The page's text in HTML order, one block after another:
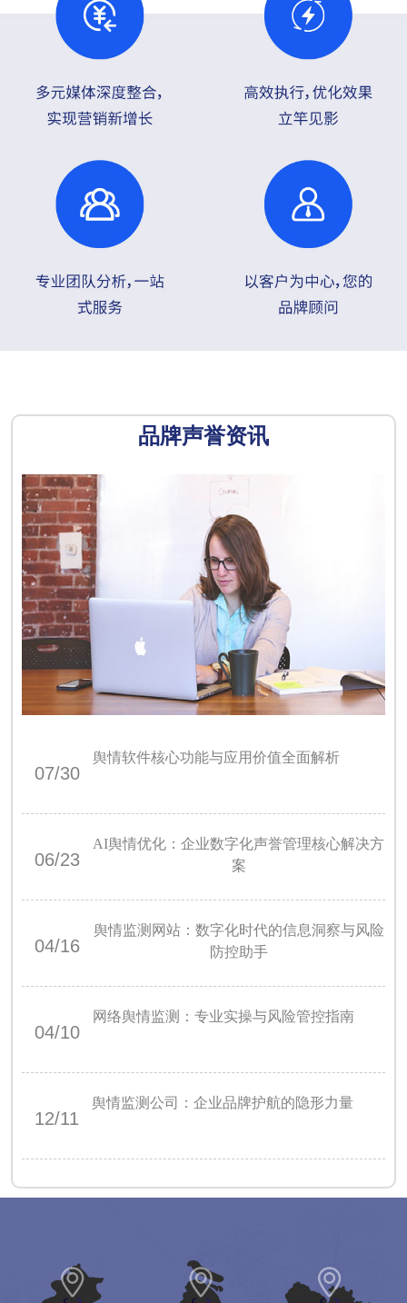
品牌声誉资讯
07/30
舆情软件核心功能与应用价值全面解析
06/23
AI舆情优化：企业数字化声誉管理核心解决方
案
04/16
舆情监测网站：数字化时代的信息洞察与风险
防控助手
04/10
网络舆情监测：专业实操与风险管控指南
12/11
舆情监测公司：企业品牌护航的隐形力量